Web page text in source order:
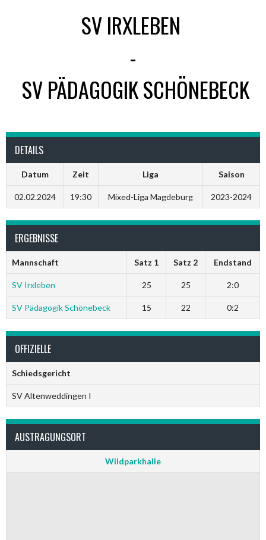
SV IRXLEBEN
-
SV PÄDAGOGIK SCHÖNEBECK
DETAILS
Datum Zeit Liga Saison
02.02.2024 19:30 Mixed-Liga Magdeburg 2023-2024
ERGEBNISSE
Mannschaft Satz 1 Satz 2 Endstand
SV Irxleben 25 25 2:0
SV Pädagogik Schönebeck 15 22 0:2
OFFIZIELLE
Schiedsgericht
SV Altenweddingen I
AUSTRAGUNGSORT
Wildparkhalle